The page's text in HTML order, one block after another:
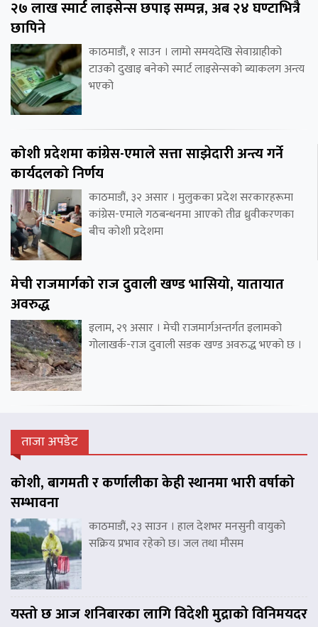
२७ लाख स्मार्ट लाइसेन्स छपाइ सम्पन्न, अब २४ घण्टाभित्रै
छापिने
काठमाडौं, १ साउन । लामो समयदेखि सेवाग्राहीको
टाउको दुखाइ बनेको स्मार्ट लाइसेन्सको ब्याकलग अन्त्य
भएको
कोशी प्रदेशमा कांग्रेस-एमाले सत्ता साझेदारी अन्त्य गर्ने
कार्यदलको निर्णय
काठमाडौं, ३२ असार । मुलुकका प्रदेश सरकारहरूमा
कांग्रेस-एमाले गठबन्धनमा आएको तीव्र ध्रुवीकरणका
बीच कोशी प्रदेशमा
मेची राजमार्गको राज दुवाली खण्ड भासियो, यातायात
अवरुद्ध
इलाम, २९ असार । मेची राजमार्गअन्तर्गत इलामको
गोलाखर्क-राज दुवाली सडक खण्ड अवरुद्ध भएको छ ।
ताजा अपडेट
कोशी, बागमती र कर्णालीका केही स्थानमा भारी वर्षाको
सम्भावना
काठमाडौं, २३ साउन । हाल देशभर मनसुनी वायुको
सक्रिय प्रभाव रहेको छ। जल तथा मौसम
यस्तो छ आज शनिबारका लागि विदेशी मुद्राको विनिमयदर